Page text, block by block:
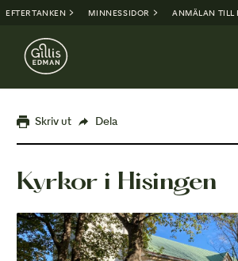
EFTERTANKEN MINNESSIDOR ANMÄLAN TILL
Skriv ut Dela
Kyrkor i Hisingen